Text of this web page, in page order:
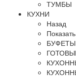
ТУМБЫ
КУХНИ
Назад